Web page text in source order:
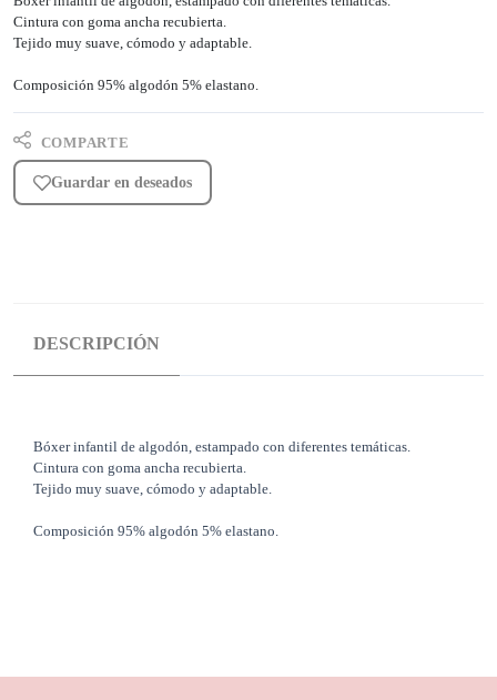
Cintura con goma ancha recubierta.
Tejido muy suave, cómodo y adaptable.
Composición 95% algodón 5% elastano.
COMPARTE
Guardar en deseados
DESCRIPCIÓN
Bóxer infantil de algodón, estampado con diferentes temáticas.
Cintura con goma ancha recubierta.
Tejido muy suave, cómodo y adaptable.
Composición 95% algodón 5% elastano.